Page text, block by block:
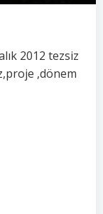
2012 tezsiz
,dönem